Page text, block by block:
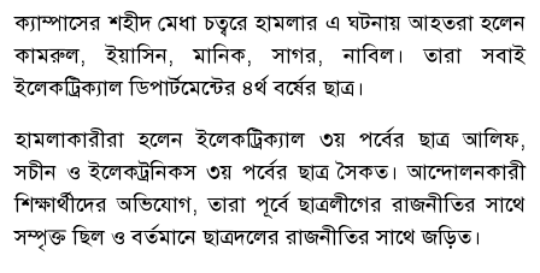
ক্যাম্পাসের শহীদ মেধা চত্বরে হামলার এ ঘটনায় আহতরা হলেন
কামরুল, ইয়াসিন, মানিক, সাগর, নাবিল। তারা সবাই
ইলেকট্রিক্যাল ডিপার্টমেন্টের ৪র্থ বর্ষের ছাত্র।
হামলাকারীরা হলেন ইলেকট্রিক্যাল ৩য় পর্বের ছাত্র আলিফ,
সচীন ও ইলেকট্রনিকস ৩য় পর্বের ছাত্র সৈকত। আন্দোলনকারী
শিক্ষার্থীদের অভিযোগ, তারা পূর্বে ছাত্রলীগের রাজনীতির সাথে
সম্পৃক্ত ছিল ও বর্তমানে ছাত্রদলের রাজনীতির সাথে জড়িত।